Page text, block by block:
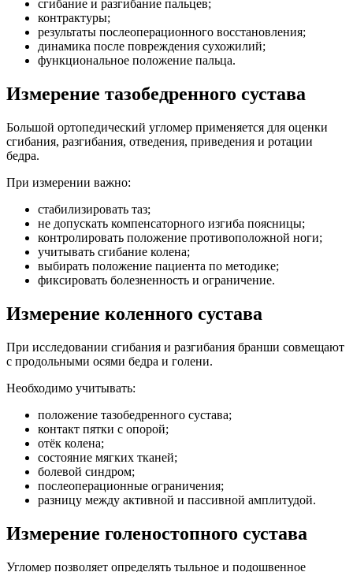
сгибание и разгибание пальцев;
контрактуры;
результаты послеоперационного восстановления;
динамика после повреждения сухожилий;
функциональное положение пальца.
Измерение тазобедренного сустава
Большой ортопедический угломер применяется для оценки
сгибания, разгибания, отведения, приведения и ротации
бедра.
При измерении важно:
стабилизировать таз;
не допускать компенсаторного изгиба поясницы;
контролировать положение противоположной ноги;
учитывать сгибание колена;
выбирать положение пациента по методике;
фиксировать болезненность и ограничение.
Измерение коленного сустава
При исследовании сгибания и разгибания бранши совмещают
с продольными осями бедра и голени.
Необходимо учитывать:
положение тазобедренного сустава;
контакт пятки с опорой;
отёк колена;
состояние мягких тканей;
болевой синдром;
послеоперационные ограничения;
разницу между активной и пассивной амплитудой.
Измерение голеностопного сустава
Угломер позволяет определять тыльное и подошвенное